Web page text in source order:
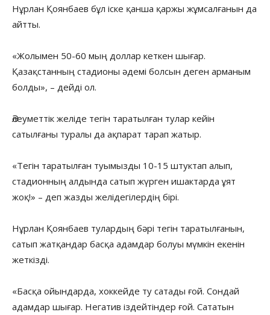
Нұрлан Қоянбаев бұл іске қанша қаржы жұмсалғанын да
айтты.
«Жолымен 50-60 мың доллар кеткен шығар.
Қазақстанның стадионы әдемі болсын деген арманым
болды», – дейді ол.
Әлеуметтік желіде тегін таратылған тулар кейін
сатылғаны туралы да ақпарат тарап жатыр.
«Тегін таратылған туымызды 10-15 штуктап алып,
стадионның алдында сатып жүрген ишактарда ұят
жоқ!» – деп жазды желідегілердің бірі.
Нұрлан Қоянбаев тулардың бәрі тегін таратылғанын,
сатып жатқандар басқа адамдар болуы мүмкін екенін
жеткізді.
«Басқа ойындарда, хоккейде ту сатады ғой. Сондай
адамдар шығар. Негатив іздейтіндер ғой. Сататын